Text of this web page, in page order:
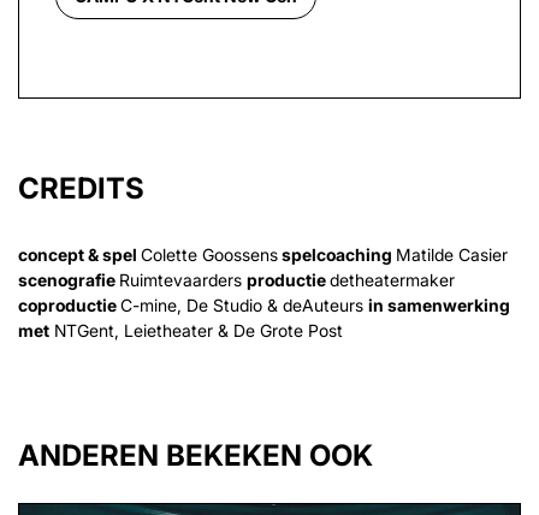
CREDITS
concept & spel Colette Goossensspelcoaching Matilde Casier
scenografie Ruimtevaarders productiedetheatermaker
coproductieC-mine, De Studio & deAuteurs in samenwerking
met NTGent, Leietheater & De Grote Post
ANDEREN BEKEKEN OOK